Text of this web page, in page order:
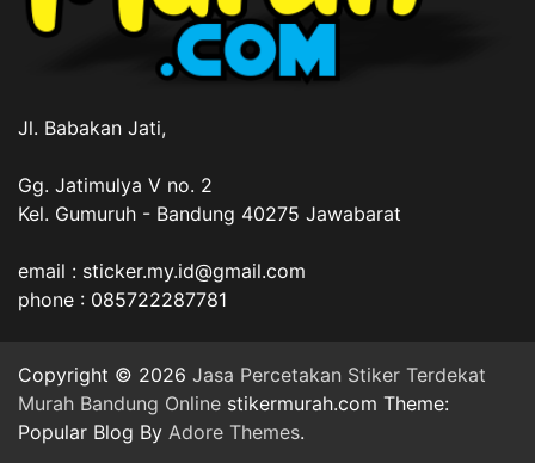
Jl. Babakan Jati,
Gg. Jatimulya V no. 2
Kel. Gumuruh - Bandung 40275 Jawabarat
email : sticker.my.id@gmail.com
phone : 085722287781
Copyright © 2026 Jasa Percetakan Stiker Terdekat
Murah Bandung Online stikermurah.com Theme:
Popular Blog By Adore Themes.